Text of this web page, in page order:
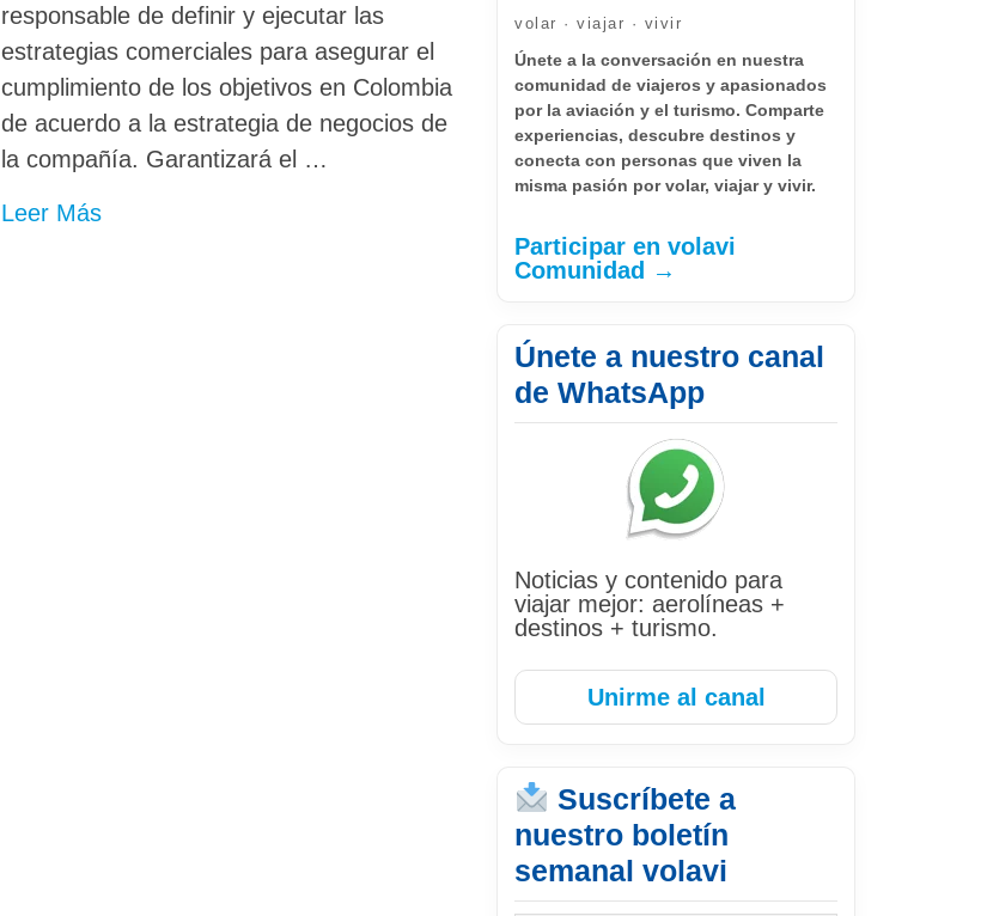
responsable de definir y ejecutar las
estrategias comerciales para asegurar el
cumplimiento de los objetivos en Colombia
de acuerdo a la estrategia de negocios de
la compañía. Garantizará el …
Leer Más
volar · viajar · vivir
Únete a la conversación en nuestra
comunidad de viajeros y apasionados
por la aviación y el turismo. Comparte
experiencias, descubre destinos y
conecta con personas que viven la
misma pasión por volar, viajar y vivir.
Participar en volavi
Comunidad →
Únete a nuestro canal
de WhatsApp
Noticias y contenido para
viajar mejor: aerolíneas +
destinos + turismo.
Unirme al canal
Suscríbete a
nuestro boletín
semanal volavi